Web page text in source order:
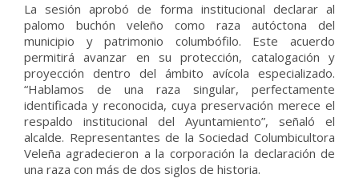
La sesión aprobó de forma institucional declarar al
palomo buchón veleño como raza autóctona del
municipio y patrimonio columbófilo. Este acuerdo
permitirá avanzar en su protección, catalogación y
proyección dentro del ámbito avícola especializado.
“Hablamos de una raza singular, perfectamente
identificada y reconocida, cuya preservación merece el
respaldo institucional del Ayuntamiento”, señaló el
alcalde. Representantes de la Sociedad Columbicultora
Veleña agradecieron a la corporación la declaración de
una raza con más de dos siglos de historia.